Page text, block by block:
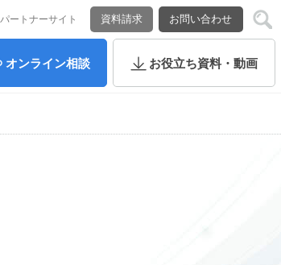
パートナーサイト 資料請求 お問い合わせ
オンライン相談 お役立ち資料・動画